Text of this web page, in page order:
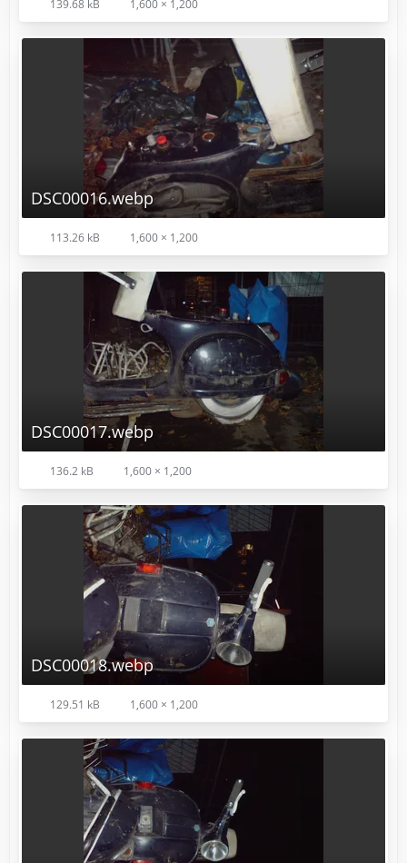
139.68 kB 1,600 × 1,200
DSC00016.webp
113.26 kB 1,600 × 1,200
DSC00017.webp
136.2 kB 1,600 × 1,200
DSC00018.webp
129.51 kB 1,600 × 1,200